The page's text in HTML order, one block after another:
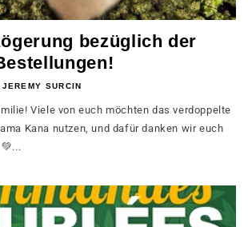
bezüglich der
JEREMY SURCIN
Viele von euch möchten das verdoppelte
Kana nutzen, und dafür danken wir euch